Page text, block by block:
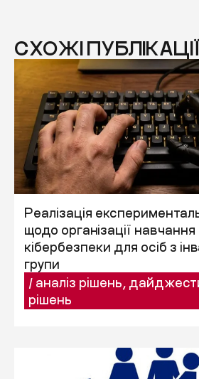
СХОЖІ ПУБЛІКАЦІЇ
Реалізація
щодо організації навчання
кібербезпеки для осіб з
групи
/ аналіз рішень,
рішень